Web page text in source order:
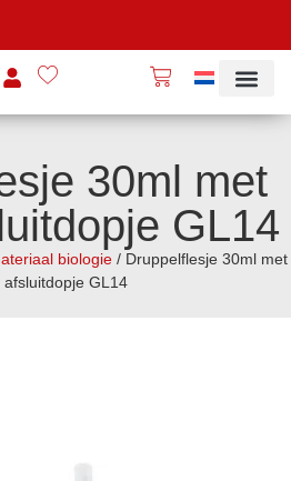
30ml met
GL14
biologie/ Druppelflesje 30ml met
afsluitdopje GL14